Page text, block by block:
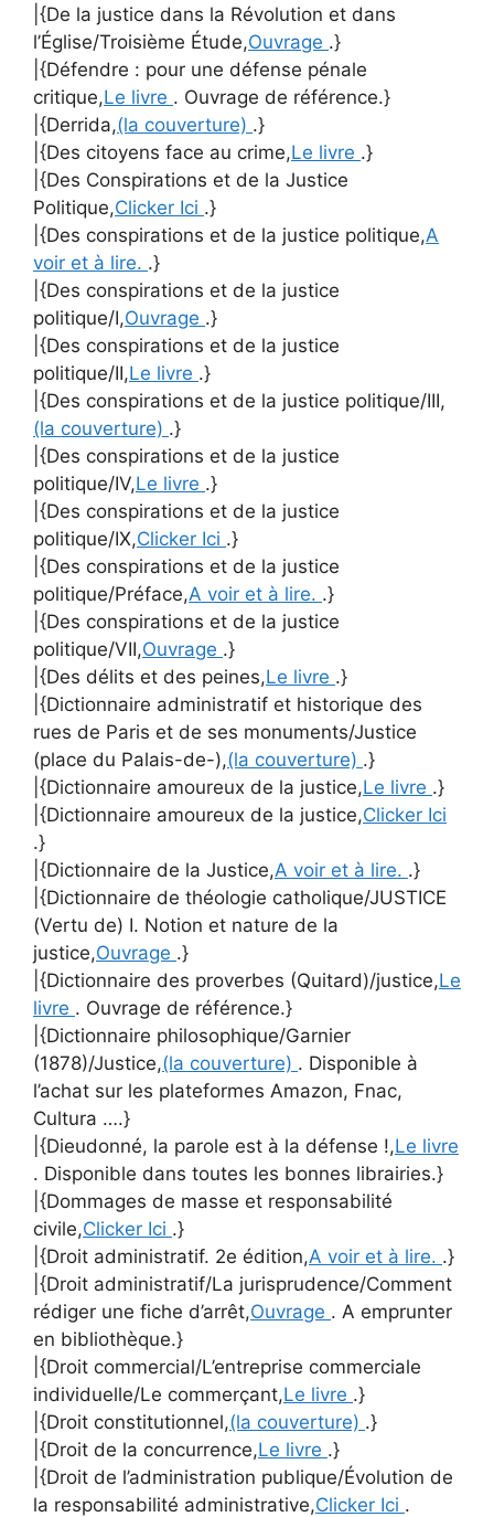
|{De la justice dans la Révolution et dans
l’Église/Troisième Étude,Ouvrage .}
|{Défendre : pour une défense pénale
critique,Le livre . Ouvrage de référence.}
|{Derrida,(la couverture) .}
|{Des citoyens face au crime,Le livre .}
|{Des Conspirations et de la Justice
Politique,Clicker Ici .}
|{Des conspirations et de la justice politique,A
voir et à lire. .}
|{Des conspirations et de la justice
politique/I,Ouvrage .}
|{Des conspirations et de la justice
politique/II,Le livre .}
|{Des conspirations et de la justice politique/III,
(la couverture) .}
|{Des conspirations et de la justice
politique/IV,Le livre .}
|{Des conspirations et de la justice
politique/IX,Clicker Ici .}
|{Des conspirations et de la justice
politique/Préface,A voir et à lire. .}
|{Des conspirations et de la justice
politique/VII,Ouvrage .}
|{Des délits et des peines,Le livre .}
|{Dictionnaire administratif et historique des
rues de Paris et de ses monuments/Justice
(place du Palais-de-),(la couverture) .}
|{Dictionnaire amoureux de la justice,Le livre .}
|{Dictionnaire amoureux de la justice,Clicker Ici
.}
|{Dictionnaire de la Justice,A voir et à lire. .}
|{Dictionnaire de théologie catholique/JUSTICE
(Vertu de) I. Notion et nature de la
justice,Ouvrage .}
|{Dictionnaire des proverbes (Quitard)/justice,Le
livre . Ouvrage de référence.}
|{Dictionnaire philosophique/Garnier
(1878)/Justice,(la couverture) . Disponible à
l’achat sur les plateformes Amazon, Fnac,
Cultura ….}
|{Dieudonné, la parole est à la défense !,Le livre
. Disponible dans toutes les bonnes librairies.}
|{Dommages de masse et responsabilité
civile,Clicker Ici .}
|{Droit administratif. 2e édition,A voir et à lire. .}
|{Droit administratif/La jurisprudence/Comment
rédiger une fiche d’arrêt,Ouvrage . A emprunter
en bibliothèque.}
|{Droit commercial/L’entreprise commerciale
individuelle/Le commerçant,Le livre .}
|{Droit constitutionnel,(la couverture) .}
|{Droit de la concurrence,Le livre .}
|{Droit de l’administration publique/Évolution de
la responsabilité administrative,Clicker Ici .